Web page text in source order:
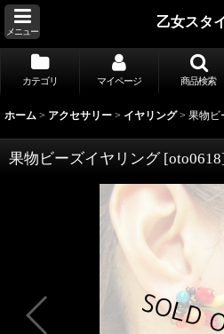
メニュー
乙女スタ
カテゴリ マイページ 商品検索
ホーム > アクセサリー > イヤリング > 果物ビ
果物ビーズイヤリング [oto0618